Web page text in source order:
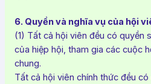
6. Quyền và nghĩa vụ của hội
(1) Tất cả hội viên đều có quyền
của hiệp hội, tham gia các cuộc
chung.
Tất cả hội viên chính thức đều